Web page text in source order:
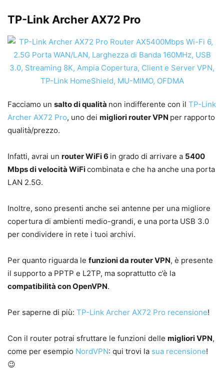
TP-Link Archer AX72 Pro
Facciamo un salto di qualità non indifferente con il TP-Link
Archer AX72 Pro, uno dei migliori router VPN per rapporto
qualità/prezzo.
Infatti, avrai un router WiFi 6 in grado di arrivare a 5400
Mbps di velocità WiFicombinata e che ha anche una porta
LAN 2.5G.
Inoltre, sono presenti anche sei antenne per una migliore
copertura di ambienti medio-grandi, e una porta USB 3.0
per condividere in rete i tuoi archivi.
Per quanto riguarda le funzioni da router VPN, è presente
il supporto a PPTP e L2TP, ma soprattutto c’è la
compatibilità con OpenVPN.
Per saperne di più: TP-Link Archer AX72 Pro recensione!
Con il router potrai sfruttare le funzioni delle migliori VPN,
come per esempio NordVPN: qui trovi la sua recensione!
😉